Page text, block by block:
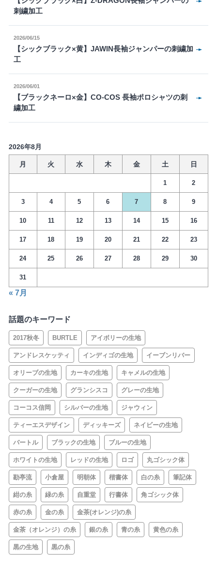
刺繍加工
2026/06/15
【シックブラック×黄】JAWIN長袖ジャンパーの刺繍加
工
2026/06/01
【ブラックネーロ×金】CO-COS 長袖ポロシャツの刺
繍加工
2026年8月
月 火 水 木 金 土 日
1 2
3 4 5 6 7 8 9
10 11 12 13 14 15 16
17 18 19 20 21 22 23
24 25 26 27 28 29 30
31
« 7月
話題のキーワード
2017秋冬 BURTLE アイボリーの生地
アンドレスケッティ インディゴの生地 イーブンリバー
オリーブの生地 カーキの生地 キャメルの生地
クーガーの生地 グランシスコ グレーの生地
コーコス信岡 シルバーの生地 ジャウィン
ティーエスデザイン ディッキーズ ネイビーの生地
バートル ブラックの生地 ブルーの生地
ホワイトの生地 レッドの生地 ロゴ 丸ゴシック体
勘亭流 小倉屋 明朝体 楷書体 白の糸 筆記体
紺の糸 緑の糸 自重堂 行書体 角ゴシック体
赤の糸 金の糸 金茶(オレンジ)の糸
金茶（オレンジ）の糸 銀の糸 青の糸 黄色の糸
黒の生地 黒の糸